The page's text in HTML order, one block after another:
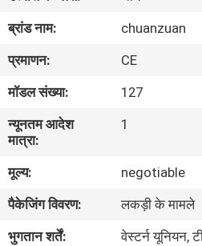
बारे
में
कारखाना
भ्रमण
गुणवत्ता
नियंत्रण
ब्रांड नाम:
chuanzuan
प्रमाणन:
CE
मॉडल संख्या:
127
न्यूनतम आदेश
मात्रा:
1
मूल्य:
negotiable
पैकेजिंग विवरण:
लकड़ी के मामले
भुगतान शर्तें:
वेस्टर्न यूनियन,